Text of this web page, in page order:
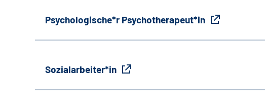
Psychologische*r Psychotherapeut*in
Sozialarbeiter*in